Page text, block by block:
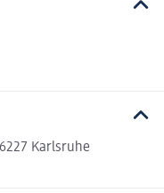
Karlsruhe